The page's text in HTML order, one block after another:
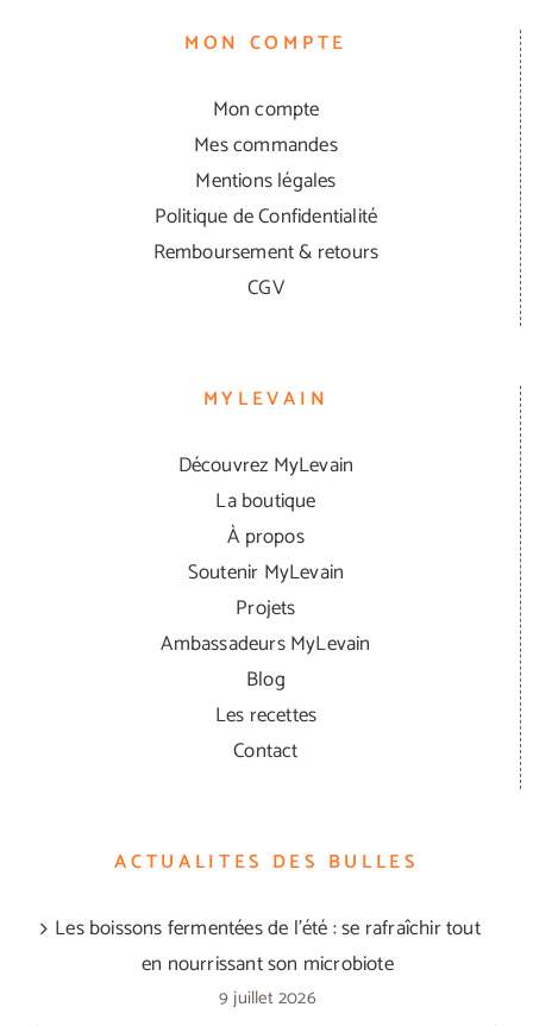
MON COMPTE
Mon compte
Mes commandes
Mentions légales
Politique de Confidentialité
Remboursement & retours
CGV
MYLEVAIN
Découvrez MyLevain
La boutique
À propos
Soutenir MyLevain
Projets
Ambassadeurs MyLevain
Blog
Les recettes
Contact
ACTUALITES DES BULLES
Les boissons fermentées de l’été : se rafraîchir tout
en nourrissant son microbiote
9 juillet 2026